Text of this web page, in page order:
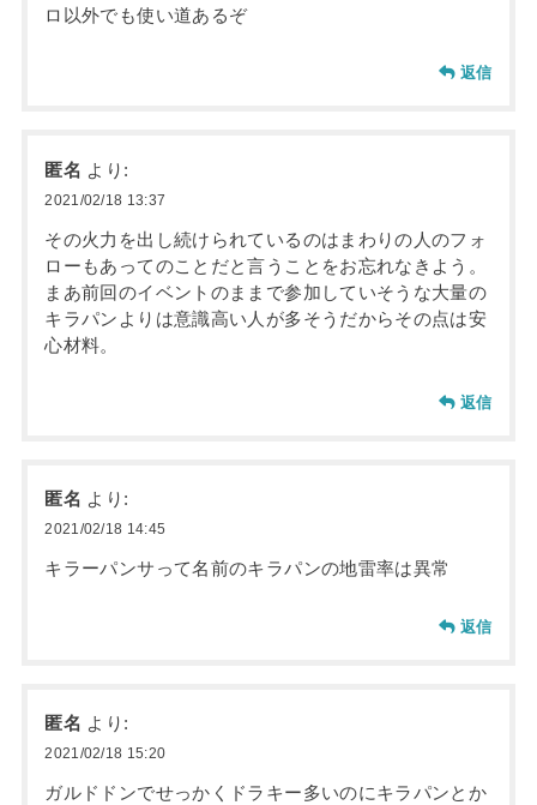
ロ以外でも使い道あるぞ
返信
匿名 より:
2021/02/18 13:37
その火力を出し続けられているのはまわりの人のフォ
ローもあってのことだと言うことをお忘れなきよう。
まあ前回のイベントのままで参加していそうな大量の
キラパンよりは意識高い人が多そうだからその点は安
心材料。
返信
匿名 より:
2021/02/18 14:45
キラーパンサって名前のキラパンの地雷率は異常
返信
匿名 より:
2021/02/18 15:20
ガルドドンでせっかくドラキー多いのにキラパンとか